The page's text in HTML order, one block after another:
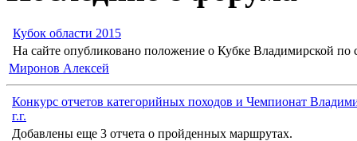
Кубок области 2015
На сайте опубликовано положение о Кубке Владимирской по
Миронов Алексей
Конкурс отчетов категорийных походов и Чемпионат
г.г.
Добавлены еще 3 отчета о пройденных маршрутах.